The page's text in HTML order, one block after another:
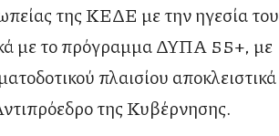
της ΚΕΔΕ με την ηγεσία του
με το πρόγραμμα ΔΥΠΑ 55+, με
πλαισίου αποκλειστικά
της Κυβέρνησης.